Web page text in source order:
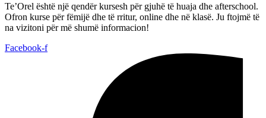
Te’Orel është një qendër kursesh për gjuhë të huaja dhe afterschool.
Ofron kurse për fëmijë dhe të rritur, online dhe në klasë. Ju ftojmë të
na vizitoni për më shumë informacion!
Facebook-f